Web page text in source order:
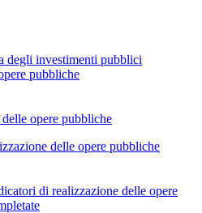
degli investimenti pubblici
pubbliche
opere pubbliche
delle opere pubbliche
di realizzazione delle opere